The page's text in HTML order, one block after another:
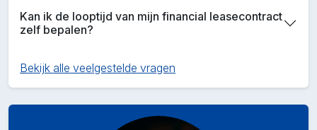
Kan ik de looptijd van mijn financial leasecontract
zelf bepalen?
Bekijk alle veelgestelde vragen